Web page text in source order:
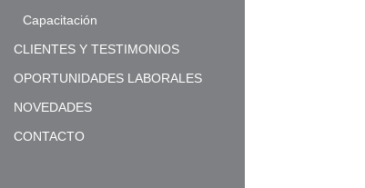
Capacitación
CLIENTES Y TESTIMONIOS
OPORTUNIDADES LABORALES
NOVEDADES
CONTACTO